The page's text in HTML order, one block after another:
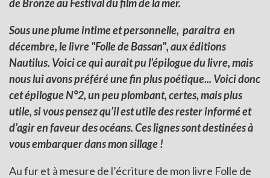
de Bronze au Festival du film de la mer.
Sous une plume intime et personnelle, paraitra en
décembre, le livre "Folle de Bassan", aux éditions
Nautilus. Voici ce qui aurait pu l'épilogue du livre, mais
nous lui avons préféré une fin plus poétique... Voici donc
cet épilogue N°2, un peu plombant, certes, mais plus
utile, si vous pensez qu’il est utile des rester informé et
d’agir en faveur des océans. Ces lignes sont destinées à
vous embarquer dans mon sillage !
Au fur et à mesure de l’écriture de mon livre Folle de